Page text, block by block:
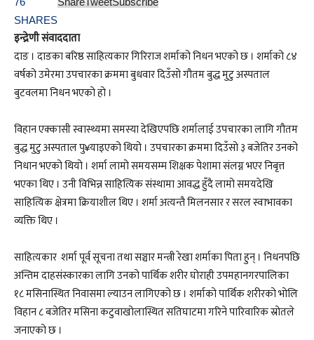
SHARES
इन्द्रेणी संवाददाता
दाङ । दाङका बरिष्ठ साहित्यकार गिरिराज शर्माको निधन भएको छ । शर्माको ८४
वर्षको उमेरमा उपचारका क्रममा बुधवार दिउँसो गौतम बुद्ध मुटु अस्पताल
बुटवलमा निधन भएको हो ।
विहान एक्कासी स्वास्थ्यमा समस्या देखिएपछि शर्मालाई उपचारका लागि गौतम
बुद्ध मुटु अस्पताल पु¥याइएको थियो । उपचारका क्रममा दिउँसो ३ बजेतिर उनको
निधान भएको थियो । शर्मा लामो समयसम्म शिक्षक पेशामा संलग्न भएर निबृत्त
भएका थिए । उनी विभिन्न साहित्यिक संस्थामा आवद्ध हुँदै लामो समयदेखि
साहित्यिक क्षेत्रमा क्रियाशील थिए । शर्मा अत्यन्तै मिलनसार र सरल स्वाभावका
व्यक्ति थिए ।
साहित्यकार शर्मा पूर्व सूचना तथा सञ्चार मन्त्री रेखा शर्माका पिता हुन् । निधनपछि
अन्तिम दाहसंस्कारका लागि उनको पार्थिक शरीर घोराही उपमहानगरपालिका
१८ मसिनास्थित निवासमा ल्याउन लागिएको छ । शर्माको पार्थिक शरीरको भोलि
विहान ८ बजेतिर मसिना कटुवाखोलास्थित सतिघाटमा गरिने पारिवारिक स्रोतले
जनाएको छ ।